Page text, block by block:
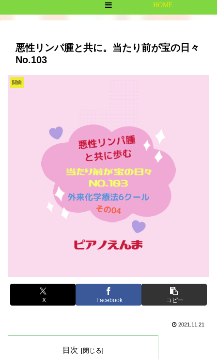
HOME
悪性リンパ腫と共に。当たり前が宝の日々
No.103
闘病
X Facebook コピー
2021.11.21
目次